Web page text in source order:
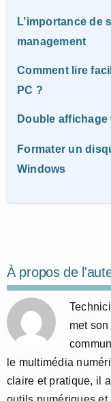
L’importance de
management
Comment lire
PC ?
Double affichage
Formater un
Windows
À propos de
met
le multimédia
claire et pratique, il